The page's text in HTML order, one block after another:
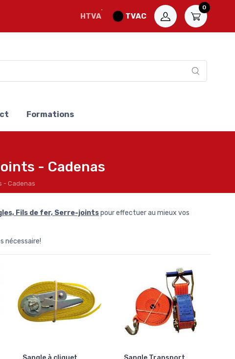
HTVA TVAC
0
Formations
- Cadenas
- Cadenas
Fils de fer, Serre-jointspour effectuer au mieux vos
nécessaire!